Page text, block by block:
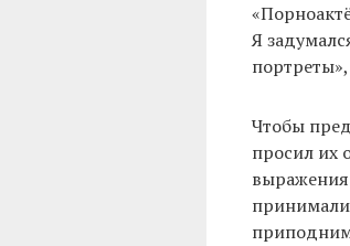
Я
Чтобы
просил их
выражения